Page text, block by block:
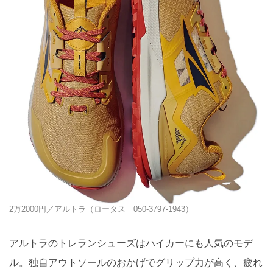
2万2000円／アルトラ（ロータス 050-3797-1943）
アルトラのトレランシューズはハイカーにも人気のモデ
ル。独自アウトソールのおかげでグリップ力が高く、疲れ